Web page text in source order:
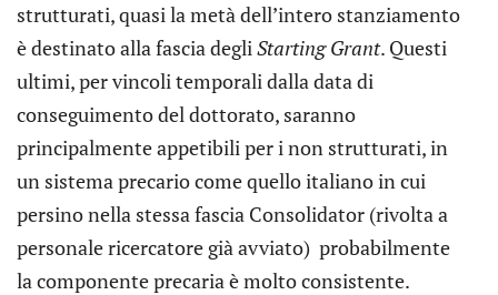
strutturati, quasi la metà dell’intero stanziamento
è destinato alla fascia degliStarting Grant. Questi
ultimi, per vincoli temporali dalla data di
conseguimento del dottorato, saranno
principalmente appetibili per i non strutturati, in
un sistema precario come quello italiano in cui
persino nella stessa fascia Consolidator (rivolta a
personale ricercatore già avviato) probabilmente
la componente precaria è molto consistente.